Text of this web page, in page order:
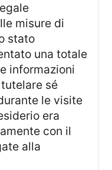
misure di
stato
una totale
informazioni
sé
le visite
era
con il
alla